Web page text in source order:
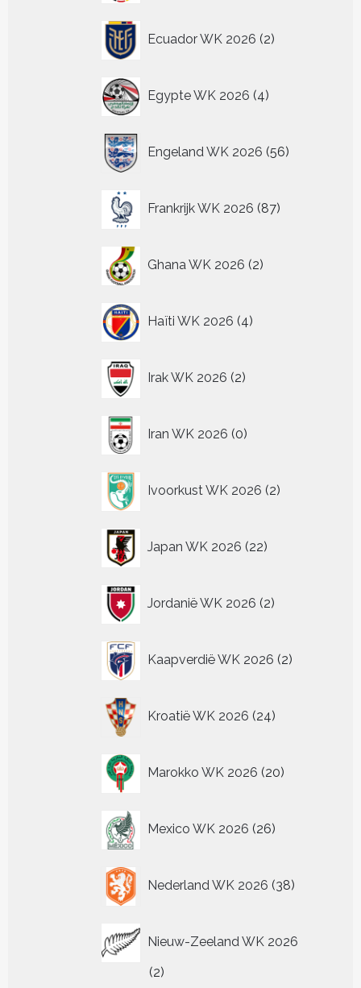
Ecuador WK 2026 2
producten
Egypte WK 2026 4
producten
Engeland WK 2026 56
producten
Frankrijk WK 2026 87
producten
Ghana WK 2026 2
producten
Haïti WK 2026 4
producten
Irak WK 2026 2
producten
Iran WK 2026 0
producten
Ivoorkust WK 2026 2
producten
Japan WK 2026 22
producten
Jordanië WK 2026 2
producten
Kaapverdië WK 2026 2
producten
Kroatië WK 2026 24
producten
Marokko WK 2026 20
producten
Mexico WK 2026 26
producten
Nederland WK 2026 38
producten
Nieuw-Zeeland WK 2026
22